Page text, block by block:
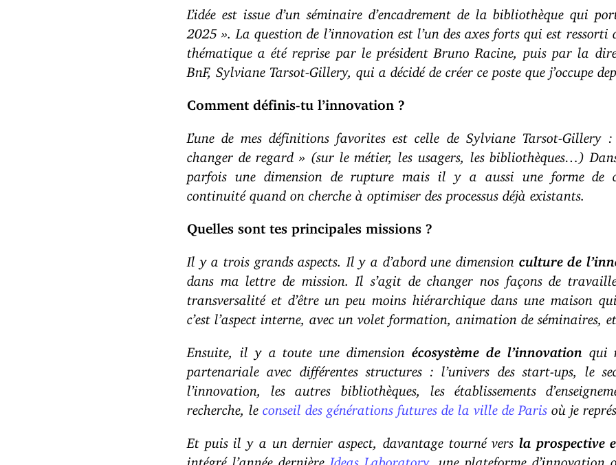
L’idée est issue d’un séminaire d’encadrement de la bibliothèque qui
2025 ». La question de l’innovation est l’un des axes forts qui est ressorti
thématique a été reprise par le président Bruno Racine, puis par la
BnF, Sylviane Tarsot-Gillery, qui a décidé de créer ce poste que j’occupe
Comment définis-tu l’innovation ?
L’une de mes définitions favorites est celle de Sylviane Tarsot-Gillery :
changer de regard » (sur le métier, les usagers, les bibliothèques…)
parfois une dimension de rupture mais il y a aussi une forme de
continuité quand on cherche à optimiser des processus déjà existants.
Quelles sont tes principales missions ?
Il y a trois grands aspects. Il y a d’abord une dimension culture de
dans ma lettre de mission. Il s’agit de changer nos façons de
transversalité et d’être un peu moins hiérarchique dans une maison qui
c’est l’aspect interne, avec un volet formation, animation de séminaires,
Ensuite, il y a toute une dimension écosystème de l’innovation qui
partenariale avec différentes structures : l’univers des start-ups, le
l’innovation, les autres bibliothèques, les établissements
recherche, le conseil des générations futures de la ville de Paris où je
Et puis il y a un dernier aspect, davantage tourné vers la prospective
intégré l’année dernière
Ideas Laboratory, une plateforme d’innovation